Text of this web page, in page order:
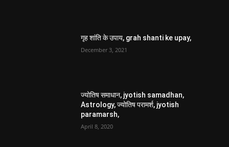
गृह शांति के उपाय, grah shanti ke upay,
December 3, 2021
ज्योतिष समाधान, jyotish samadhan,
Astrology, ज्योतिष परामर्श, jyotish
paramarsh,
April 8, 2020